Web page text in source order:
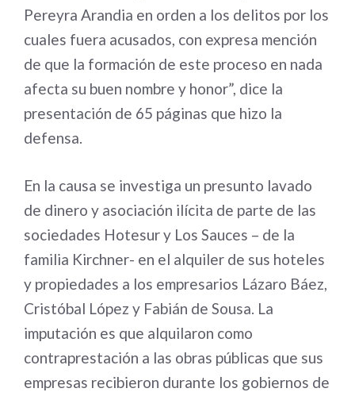
Pereyra Arandia en orden a los delitos por los
cuales fuera acusados, con expresa mención
de que la formación de este proceso en nada
afecta su buen nombre y honor”, dice la
presentación de 65 páginas que hizo la
defensa.
En la causa se investiga un presunto lavado
de dinero y asociación ilícita de parte de las
sociedades Hotesur y Los Sauces – de la
familia Kirchner- en el alquiler de sus hoteles
y propiedades a los empresarios Lázaro Báez,
Cristóbal López y Fabián de Sousa. La
imputación es que alquilaron como
contraprestación a las obras públicas que sus
empresas recibieron durante los gobiernos de